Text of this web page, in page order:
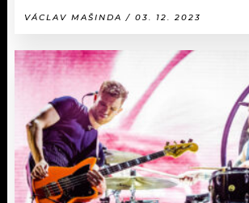
VÁCLAV MAŠINDA / 03. 12. 2023